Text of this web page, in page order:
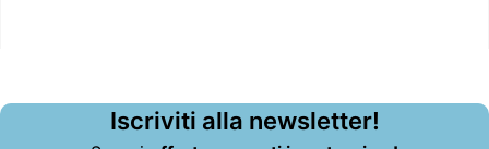
Iscriviti alla newsletter!